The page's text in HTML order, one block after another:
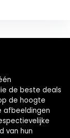
de beste deals
de hoogte
afbeeldingen
van hun